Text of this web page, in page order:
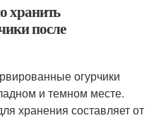
хранить
после
огурчики
и темном месте.
хранения составляет от